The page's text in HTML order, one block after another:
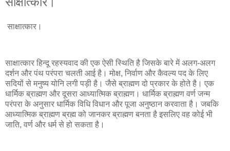
साक्षात्कार।
साक्षात्कार हिन्दू रहस्यवाद की एक ऐसी स्थिति है जिसके बारे में अलग-अलग
दर्शन और पंथ परंपरा चलती आई है। मोक्ष, निर्वाण और कैवल्य पद के लिए
सदियों से मनुष्य योनि लगी पड़ी है। जैसे ब्राह्मण दो प्रकार के होते है। एक
धार्मिक ब्राह्मण और दूसरा आध्यात्मिक ब्राह्मण। धार्मिक ब्राह्मण वर्ण जन्म
परंपरा के अनुसार धार्मिक विधि विधान और पूजा अनुष्ठान करवाता है। जबकि
आध्यात्मिक ब्राह्मण ब्रह्म को जानकर ब्राह्मण बनता है इसलिए वह कोई भी
जाति, वर्ण और धर्म से हो सकता है।